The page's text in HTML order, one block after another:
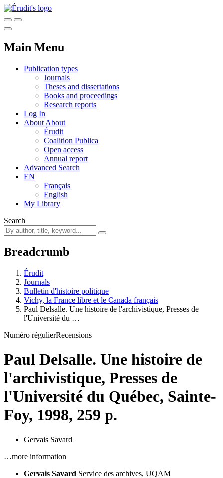
Main Menu
Publication types
Journals
Theses and dissertations
Books and proceedings
Research reports
Log In
About About
Érudit
Coalition Publica
Open access
Annual report
Advanced Search
EN
Français
English
My Library
Search
Breadcrumb
Érudit
Journals
Bulletin d'histoire politique
Vichy, la France libre et le Canada français
Paul Delsalle. Une histoire de l'archivistique, Presses de
l'Université du …
Numéro régulierRecensions
Paul Delsalle. Une histoire de
l'archivistique, Presses de
l'Université du Québec, Sainte-
Foy, 1998, 259 p.
Gervais Savard
…more information
Gervais Savard Service des archives, UQAM